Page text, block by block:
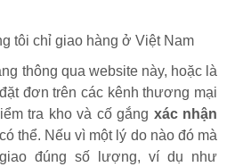
tôi chỉ giao hàng ở Việt Nam
thông qua website này, hoặc là
đơn trên các kênh thương mại
tra kho và cố gắng xác nhận
thể. Nếu vì một lý do nào đó mà
đúng số lượng, ví dụ như